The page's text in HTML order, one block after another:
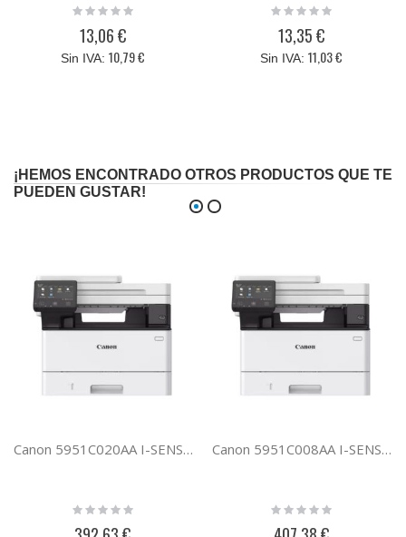
Rating:
13,06 €
10,79 €
Rating:
13,35 €
11,03 €
¡HEMOS ENCONTRADO OTROS PRODUCTOS QUE TE
PUEDEN GUSTAR!
Canon 5951C020AA I-SENSYS MF461DW
Rating:
Canon 5951C008AA I-SENSYS MF463DW
Rating: